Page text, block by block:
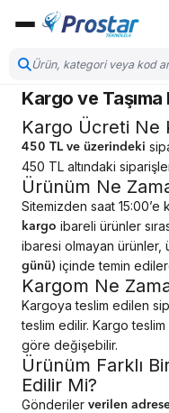
Kargo ve Taşıma
Kargo Ücreti Ne
450 TL ve üzerindeki
450 TL altındaki
Ürünüm Ne
Sitemizden saat 15:00’e
kargo ibareli ürünler
ibaresi olmayan ürünler,
günü) içinde temin
Kargom Ne
Kargoya teslim edilen
teslim edilir. Kargo
göre değişebilir.
Ürünüm Farklı
Edilir Mi?
Gönderiler verilen